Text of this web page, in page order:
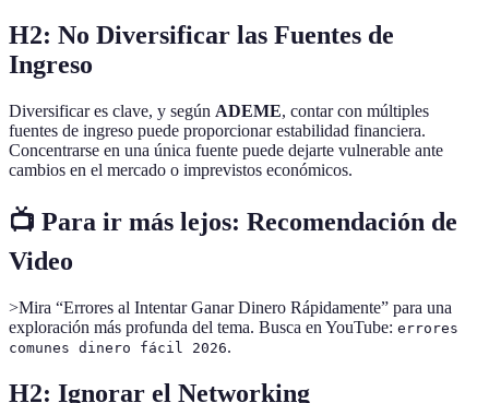
H2: No Diversificar las Fuentes de
Ingreso
Diversificar es clave, y según ADEME, contar con múltiples
fuentes de ingreso puede proporcionar estabilidad financiera.
Concentrarse en una única fuente puede dejarte vulnerable ante
cambios en el mercado o imprevistos económicos.
📺 Para ir más lejos: Recomendación de
Video
>Mira “Errores al Intentar Ganar Dinero Rápidamente” para una
exploración más profunda del tema. Busca en YouTube: errores
comunes dinero fácil 2026.
H2: Ignorar el Networking